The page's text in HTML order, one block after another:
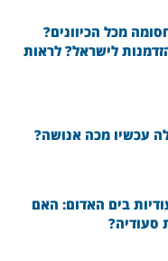
מכל הכיוונים?
לישראל? לראות
עכשיו מכה אנושה?
בים האדום: האם
סעודיה?